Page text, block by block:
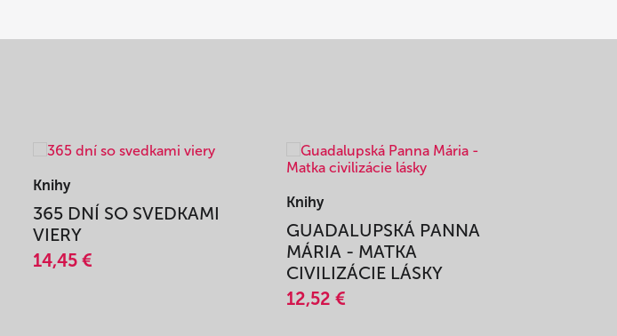
Knihy
365 DNÍ SO SVEDKAMI
VIERY
14,45 €
Knihy
GUADALUPSKÁ PANNA
MÁRIA - MATKA
CIVILIZÁCIE LÁSKY
12,52 €